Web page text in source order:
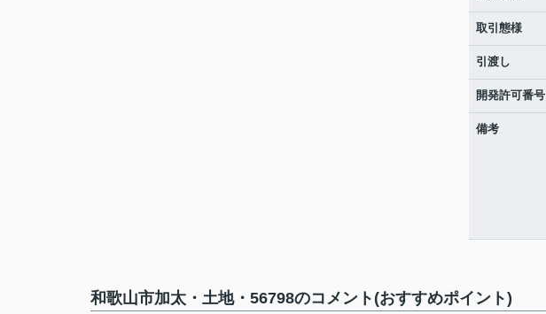
取引態様
引渡し
開発許可番号
備考
和歌山市加太・土地・56798のコメント(おすすめポイント)